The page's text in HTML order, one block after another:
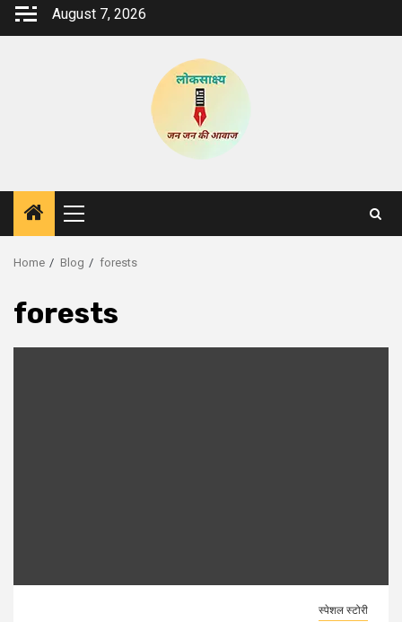
Skip
August 7, 2026
Primary
Menu
Home Blog forests
forests
स्पेशल स्टोरी